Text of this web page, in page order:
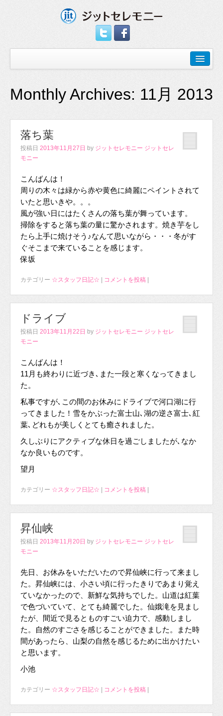
Monthly Archives: 11月 2013
落ち葉
投稿日 2013年11月27日 by ジットセレモニー ジットセレ
モニー
こんばんは！
周りの木々は緑から赤や黄色に綺麗にペイントされて
いたと思いきや。。。
風が強い日にはたくさんの落ち葉が舞っています。
掃除をすると落ち葉の量に驚かされます。焼き芋をし
たら上手に焼けそう♪なんて思いながら・・・冬がす
ぐそこまで来ていることを感じます。
保坂
カテゴリー ☆スタッフ日記☆ コメントを投稿
ドライブ
投稿日 2013年11月22日 by ジットセレモニー ジットセレ
モニー
こんばんは！
11月も終わりに近づき､また一段と寒くなってきまし
た。
私事ですが､この間のお休みにドライブで河口湖に行
ってきました！雪をかぶった富士山､湖の逆さ富士､紅
葉､どれもが美しくとても癒されました。
久しぶりにアクティブな休日を過ごしましたが､なか
なか良いものです。
望月
カテゴリー ☆スタッフ日記☆ コメントを投稿
昇仙峡
投稿日 2013年11月20日 by ジットセレモニー ジットセレ
モニー
先日、お休みをいただいたので昇仙峡に行って来まし
た。昇仙峡には、小さい頃に行ったきりであまり覚え
ていなかったので、新鮮な気持ちでした。山道は紅葉
で色づいていて、とても綺麗でした。仙娥滝を見まし
たが、間近で見るとものすごい迫力で、感動しまし
た。自然のすごさを感じることができました。また時
間があったら、山梨の自然を感じるために出かけたい
と思います。
小池
カテゴリー ☆スタッフ日記☆ コメントを投稿